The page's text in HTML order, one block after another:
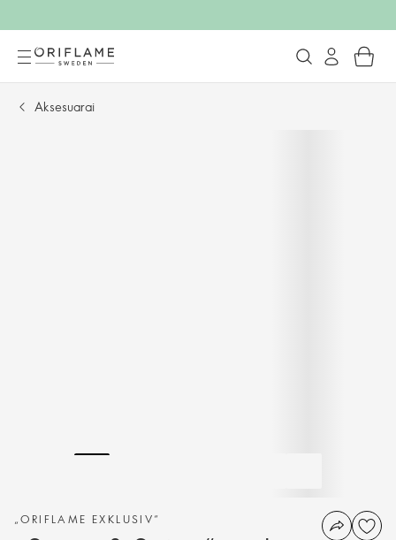
Aksesuarai
„ORIFLAME EXKLUSIV“